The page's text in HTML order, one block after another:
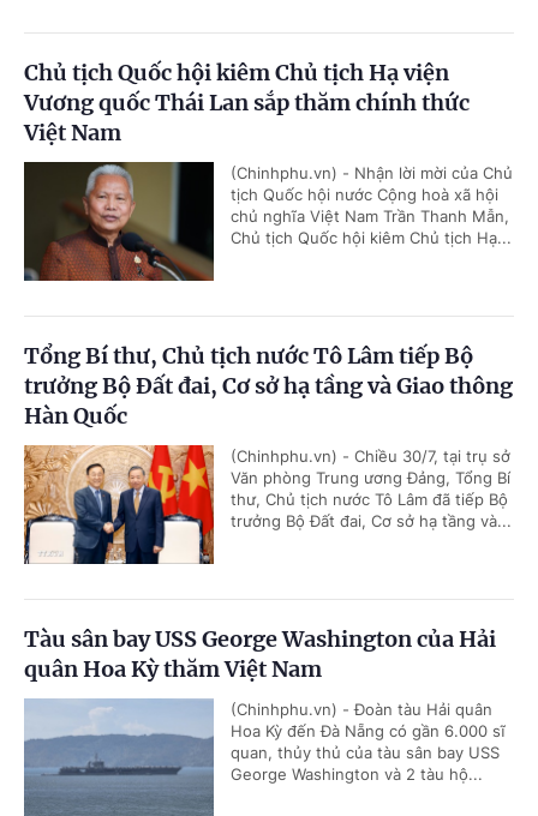
Chủ tịch Quốc hội kiêm Chủ tịch Hạ viện
Vương quốc Thái Lan sắp thăm chính thức
Việt Nam
(Chinhphu.vn) - Nhận lời mời của Chủ
tịch Quốc hội nước Cộng hoà xã hội
chủ nghĩa Việt Nam Trần Thanh Mẫn,
Chủ tịch Quốc hội kiêm Chủ tịch Hạ...
Tổng Bí thư, Chủ tịch nước Tô Lâm tiếp Bộ
trưởng Bộ Đất đai, Cơ sở hạ tầng và Giao thông
Hàn Quốc
(Chinhphu.vn) - Chiều 30/7, tại trụ sở
Văn phòng Trung ương Đảng, Tổng Bí
thư, Chủ tịch nước Tô Lâm đã tiếp Bộ
trưởng Bộ Đất đai, Cơ sở hạ tầng và...
Tàu sân bay USS George Washington của Hải
quân Hoa Kỳ thăm Việt Nam
(Chinhphu.vn) - Đoàn tàu Hải quân
Hoa Kỳ đến Đà Nẵng có gần 6.000 sĩ
quan, thủy thủ của tàu sân bay USS
George Washington và 2 tàu hộ...